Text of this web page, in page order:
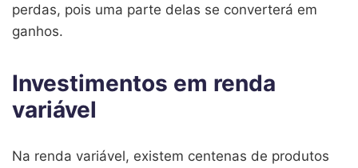
perdas, pois uma parte delas se converterá em
ganhos.
Investimentos em renda
variável
Na renda variável, existem centenas de produtos